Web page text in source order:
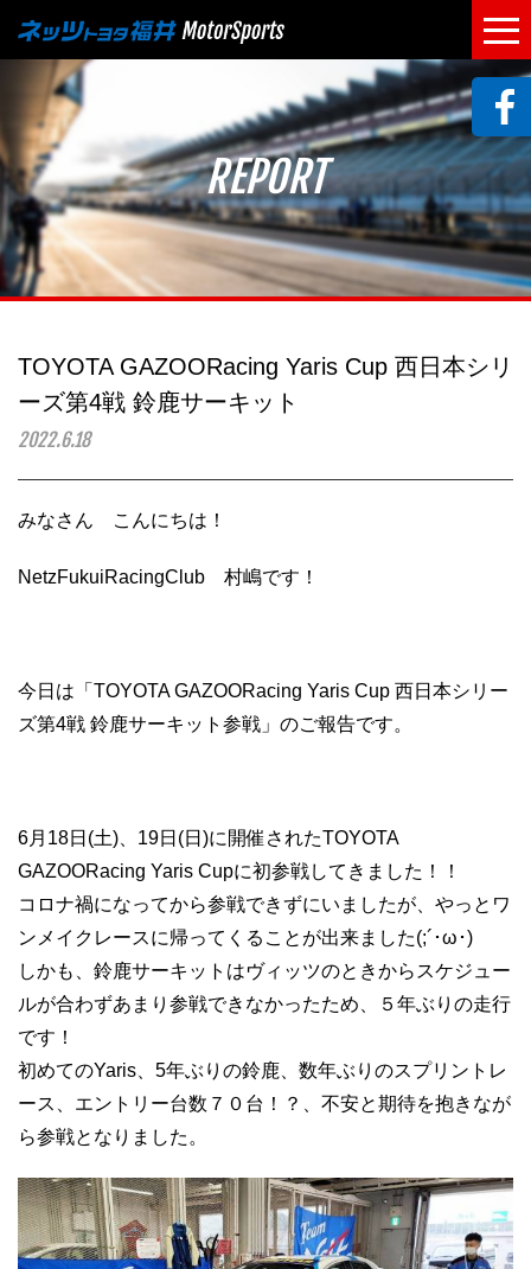
REPORT
TOYOTA GAZOORacing Yaris Cup 西日本シリ
ーズ第4戦 鈴鹿サーキット
2022.6.18
みなさん こんにちは！
NetzFukuiRacingClub 村嶋です！
今日は「TOYOTA GAZOORacing Yaris Cup 西日本シリー
ズ第4戦 鈴鹿サーキット参戦」のご報告です。
6月18日(土)、19日(日)に開催されたTOYOTA
GAZOORacing Yaris Cupに初参戦してきました！！
コロナ禍になってから参戦できずにいましたが、やっとワ
ンメイクレースに帰ってくることが出来ました(;´･ω･)
しかも、鈴鹿サーキットはヴィッツのときからスケジュー
ルが合わずあまり参戦できなかったため、５年ぶりの走行
です！
初めてのYaris、5年ぶりの鈴鹿、数年ぶりのスプリントレ
ース、エントリー台数７０台！？、不安と期待を抱きなが
ら参戦となりました。